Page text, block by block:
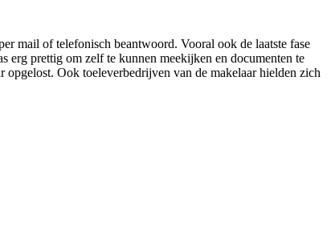
mail of telefonisch beantwoord. Vooral ook de laatste fase
erg prettig om zelf te kunnen meekijken en documenten te
Ook toeleverbedrijven van de makelaar hielden zich